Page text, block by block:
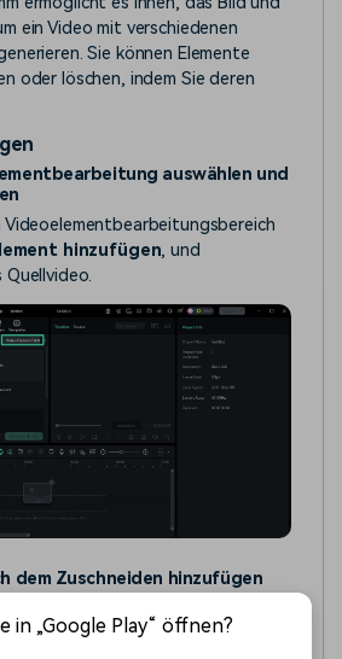
ein Video mit verschiedenen
Sie können Elemente
oder löschen, indem Sie deren
auswählen und
Videoelementbearbeitungsbereich
hinzufügen, und
dem Zuschneiden hinzufügen
das Seitenverhältnis und klicken
in „Google Play“ öffnen?